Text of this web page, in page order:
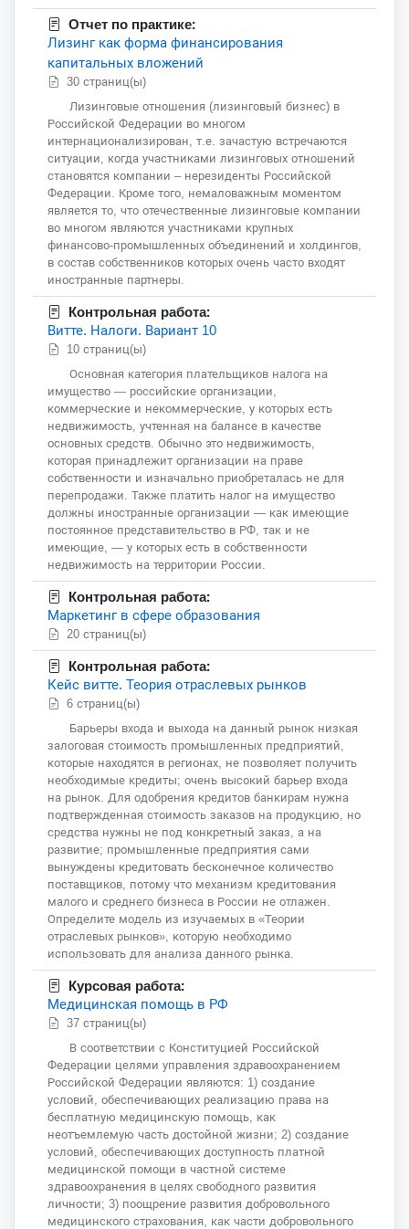
Отчет по практике:
Лизинг как форма финансирования
капитальных вложений
30 страниц(ы)
Лизинговые отношения (лизинговый бизнес) в
Российской Федерации во многом
интернационализирован, т.е. зачастую встречаются
ситуации, когда участниками лизинговых отношений
становятся компании – нерезиденты Российской
Федерации. Кроме того, немаловажным моментом
является то, что отечественные лизинговые компании
во многом являются участниками крупных
финансово-промышленных объединений и холдингов,
в состав собственников которых очень часто входят
иностранные партнеры.
Контрольная работа:
Витте. Налоги. Вариант 10
10 страниц(ы)
Основная категория плательщиков налога на
имущество — российские организации,
коммерческие и некоммерческие, у которых есть
недвижимость, учтенная на балансе в качестве
основных средств. Обычно это недвижимость,
которая принадлежит организации на праве
собственности и изначально приобреталась не для
перепродажи. Также платить налог на имущество
должны иностранные организации — как имеющие
постоянное представительство в РФ, так и не
имеющие, — у которых есть в собственности
недвижимость на территории России.
Контрольная работа:
Маркетинг в сфере образования
20 страниц(ы)
Контрольная работа:
Кейс витте. Теория отраслевых рынков
6 страниц(ы)
Барьеры входа и выхода на данный рынок низкая
залоговая стоимость промышленных предприятий,
которые находятся в регионах, не позволяет получить
необходимые кредиты; очень высокий барьер входа
на рынок. Для одобрения кредитов банкирам нужна
подтвержденная стоимость заказов на продукцию, но
средства нужны не под конкретный заказ, а на
развитие; промышленные предприятия сами
вынуждены кредитовать бесконечное количество
поставщиков, потому что механизм кредитования
малого и среднего бизнеса в России не отлажен.
Определите модель из изучаемых в «Теории
отраслевых рынков», которую необходимо
использовать для анализа данного рынка.
Курсовая работа:
Медицинская помощь в РФ
37 страниц(ы)
В соответствии с Конституцией Российской
Федерации целями управления здравоохранением
Российской Федерации являются: 1) создание
условий, обеспечивающих реализацию права на
бесплатную медицинскую помощь, как
неотъемлемую часть достойной жизни; 2) создание
условий, обеспечивающих доступность платной
медицинской помощи в частной системе
здравоохранения в целях свободного развития
личности; 3) поощрение развития добровольного
медицинского страхования, как части добровольного